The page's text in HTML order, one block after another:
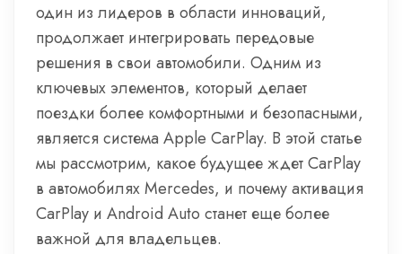
один из лидеров в области инноваций,
продолжает интегрировать передовые
решения в свои автомобили. Одним из
ключевых элементов, который делает
поездки более комфортными и безопасными,
является система Apple CarPlay. В этой статье
мы рассмотрим, какое будущее ждет CarPlay
в автомобилях Mercedes, и почему активация
CarPlay и Android Auto станет еще более
важной для владельцев.